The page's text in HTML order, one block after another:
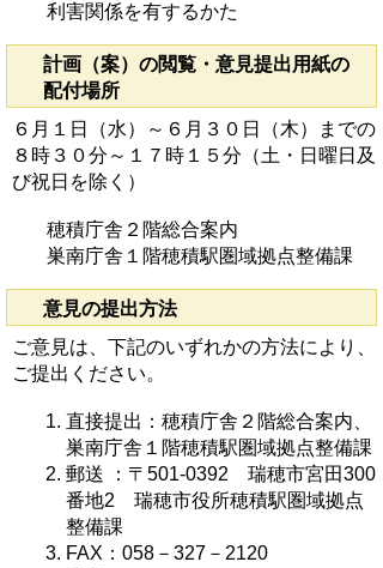
利害関係を有するかた
計画（案）の閲覧・意見提出用紙の
配付場所
６月１日（水）～６月３０日（木）までの
８時３０分～１７時１５分（土・日曜日及
び祝日を除く）
穂積庁舎２階総合案内
巣南庁舎１階穂積駅圏域拠点整備課
意見の提出方法
ご意見は、下記のいずれかの方法により、
ご提出ください。
直接提出：穂積庁舎２階総合案内、
巣南庁舎１階穂積駅圏域拠点整備課
郵送 ：〒501-0392 瑞穂市宮田300
番地2 瑞穂市役所穂積駅圏域拠点
整備課
FAX：058－327－2120